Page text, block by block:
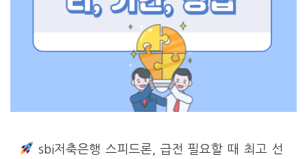
sbi저축은행 스피드론, 급전 필요할 때 최고 선